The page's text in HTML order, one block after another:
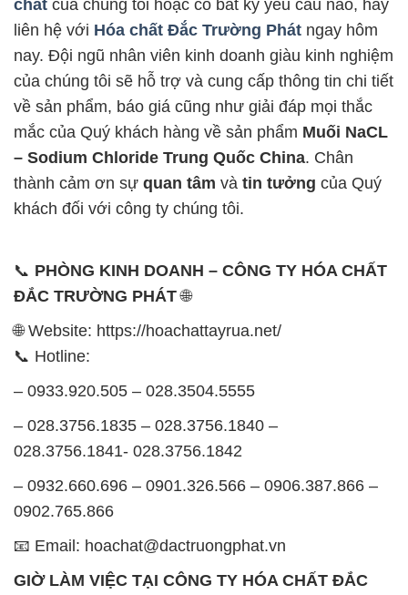
chất của chúng tôi hoặc có bất kỳ yêu cầu nào, hãy
liên hệ với Hóa chất Đắc Trường Phát ngay hôm
nay. Đội ngũ nhân viên kinh doanh giàu kinh nghiệm
của chúng tôi sẽ hỗ trợ và cung cấp thông tin chi tiết
về sản phẩm, báo giá cũng như giải đáp mọi thắc
mắc của Quý khách hàng về sản phẩm Muối NaCL
– Sodium Chloride Trung Quốc China. Chân
thành cảm ơn sự quan tâm và tin tưởng của Quý
khách đối với công ty chúng tôi.
📞 PHÒNG KINH DOANH – CÔNG TY HÓA CHẤT
ĐẮC TRƯỜNG PHÁT🌐
🌐 Website: https://hoachattayrua.net/
📞 Hotline:
– 0933.920.505 – 028.3504.5555
– 028.3756.1835 – 028.3756.1840 –
028.3756.1841- 028.3756.1842
– 0932.660.696 – 0901.326.566 – 0906.387.866 –
0902.765.866
📧 Email: hoachat@dactruongphat.vn
GIỜ LÀM VIỆC TẠI CÔNG TY HÓA CHẤT ĐẮC